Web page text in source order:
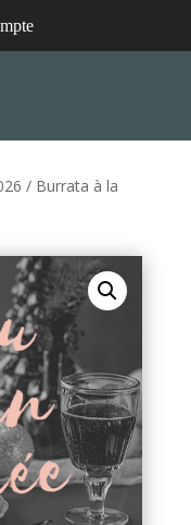
/ Burrata à la